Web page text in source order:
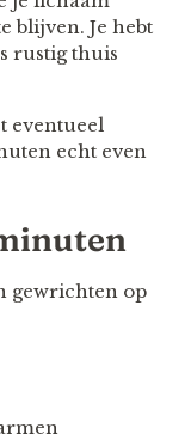
blijven. Je hebt
rustig thuis
eventueel
echt even
gewrichten op